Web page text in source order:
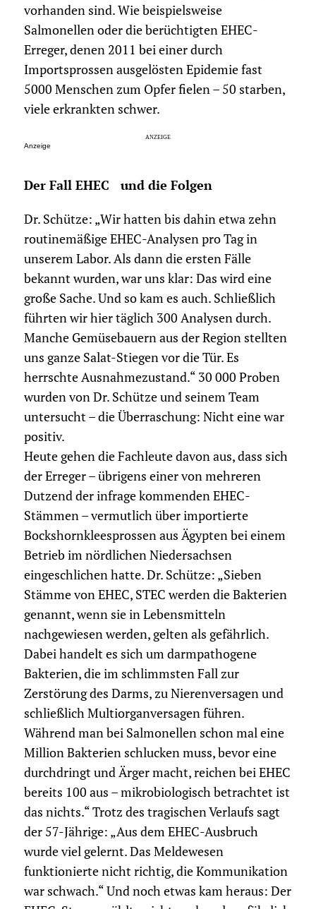
vorhanden sind. Wie beispielsweise
Salmonellen oder die berüchtigten EHEC-
Erreger, denen 2011 bei einer durch
Importsprossen ausgelösten Epidemie fast
5000 Menschen zum Opfer fielen – 50 starben,
viele erkrankten schwer.
Anzeige
Der Fall EHEC und die Folgen
Dr. Schütze: „Wir hatten bis dahin etwa zehn
routinemäßige EHEC-Analysen pro Tag in
unserem Labor. Als dann die ersten Fälle
bekannt wurden, war uns klar: Das wird eine
große Sache. Und so kam es auch. Schließlich
führten wir hier täglich 300 Analysen durch.
Manche Gemüsebauern aus der Region stellten
uns ganze Salat-Stiegen vor die Tür. Es
herrschte Ausnahmezustand.“ 30 000 Proben
wurden von Dr. Schütze und seinem Team
untersucht – die Überraschung: Nicht eine war
positiv.
Heute gehen die Fachleute davon aus, dass sich
der Erreger – übrigens einer von mehreren
Dutzend der infrage kommenden EHEC-
Stämmen – vermutlich über importierte
Bockshornkleesprossen aus Ägypten bei einem
Betrieb im nördlichen Niedersachsen
eingeschlichen hatte. Dr. Schütze: „Sieben
Stämme von EHEC, STEC werden die Bakterien
genannt, wenn sie in Lebensmitteln
nachgewiesen werden, gelten als gefährlich.
Dabei handelt es sich um darmpathogene
Bakterien, die im schlimmsten Fall zur
Zerstörung des Darms, zu Nierenversagen und
schließlich Multiorganversagen führen.
Während man bei Salmonellen schon mal eine
Million Bakterien schlucken muss, bevor eine
durchdringt und Ärger macht, reichen bei EHEC
bereits 100 aus – mikrobiologisch betrachtet ist
das nichts.“ Trotz des tragischen Verlaufs sagt
der 57-Jährige: „Aus dem EHEC-Ausbruch
wurde viel gelernt. Das Meldewesen
funktionierte nicht richtig, die Kommunikation
war schwach.“ Und noch etwas kam heraus: Der